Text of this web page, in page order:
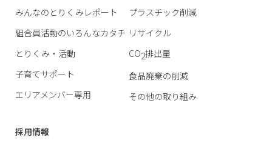
みんなのとりくみレポート
組合員活動のいろんなカタチ
とりくみ・活動
子育てサポート
エリアメンバー専用
プラスチック削減
リサイクル
CO2排出量
食品廃棄の削減
その他の取り組み
採用情報